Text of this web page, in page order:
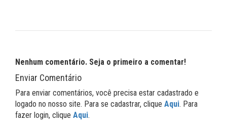
Nenhum comentário. Seja o primeiro a comentar!
Enviar Comentário
Para enviar comentários, você precisa estar cadastrado e
logado no nosso site. Para se cadastrar, clique Aqui. Para
fazer login, clique Aqui.